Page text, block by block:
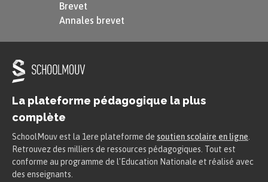
Brevet
Annales brevet
La plateforme pédagogique la plus
complète
SchoolMouv est la 1ere plateforme de soutien scolaire en ligne
Retrouvez des milliers de ressources pédagogiques. Tout est
conforme au programme de l'Education Nationale et réalisé avec
des enseignants.